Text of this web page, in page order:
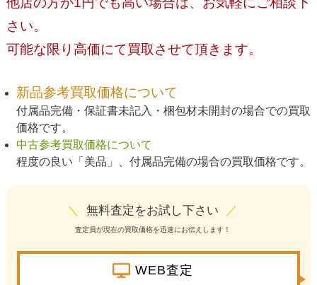
さい。
可能な限り高価にて買取させて頂きます。
新品参考買取価格について
付属品完備・保証書未記入・梱包材未開封の場合での買取
価格です。
中古参考買取価格について
程度の良い「美品」、付属品完備の場合の買取価格です。
＼ 無料査定をお試し下さい ／
査定員が現在の買取価格を迅速にお伝えします！
WEB査定